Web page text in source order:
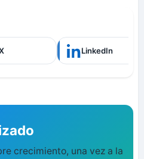
LinkedIn
crecimiento, una vez a la